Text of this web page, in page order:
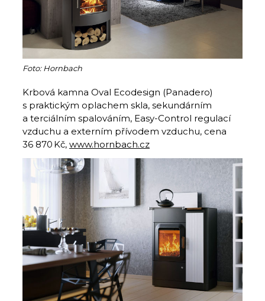
Foto: Hornbach
Krbová kamna Oval Ecodesign (Panadero)
s praktickým oplachem skla, sekundárním
a terciálním spalováním, Easy-Control regulací
vzduchu a externím přívodem vzduchu, cena
36 870 Kč, www.hornbach.cz